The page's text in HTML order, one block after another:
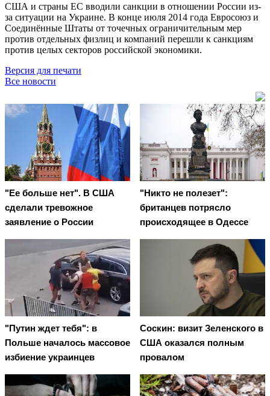
США и страны ЕС вводили санкции в отношении России из-
за ситуации на Украине. В конце июля 2014 года Евросоюз и
Соединённые Штаты от точечных ограничительным мер
против отдельных физлиц и компаний перешли к санкциям
против целых секторов российской экономики.
Версия для печати
Все новости
"Ее больше нет". В США
сделали тревожное
заявление о России
"Никто не полезет":
британцев потрясло
происходящее в Одессе
"Путин ждет тебя": в
Польше началось массовое
избиение украинцев
Соскин: визит Зеленского в
США оказался полным
провалом